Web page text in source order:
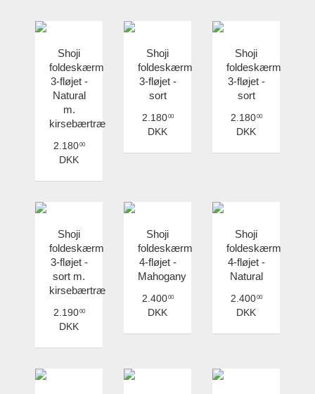
Shoji
foldeskærm
3-fløjet -
Natural
m.
kirsebærtræ
2.18000
DKK
Shoji
foldeskærm
3-fløjet -
sort
2.18000
DKK
Shoji
foldeskærm
3-fløjet -
sort
2.18000
DKK
Shoji
foldeskærm
3-fløjet -
sort m.
kirsebærtræ
2.19000
DKK
Shoji
foldeskærm
4-fløjet -
Mahogany
2.40000
DKK
Shoji
foldeskærm
4-fløjet -
Natural
2.40000
DKK